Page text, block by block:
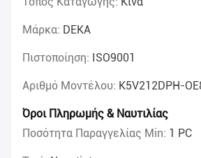
Μάρκα: DEKA
Πιστοποίηση: ISO9001
Αριθμό Μοντέλου: K5V212DPH-
Όροι Πληρωμής & Ναυτιλίας
Ποσότητα Παραγγελίας Min: 1 PC